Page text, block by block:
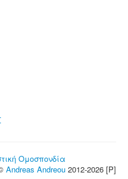
Ομοσπονδία
Andreas Andreou 2012-2026 [P]